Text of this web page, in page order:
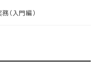
（入門編）